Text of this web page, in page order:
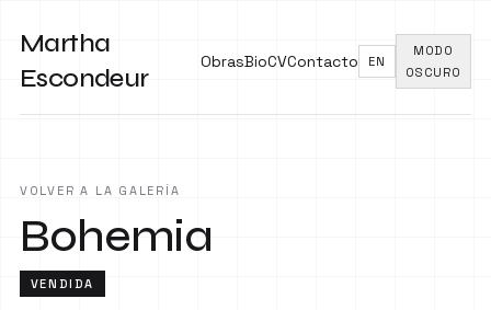
Martha
Escondeur
ObrasBioCVContacto EN
MODO
OSCURO
VOLVER A LA GALERÍA
Bohemia
VENDIDA